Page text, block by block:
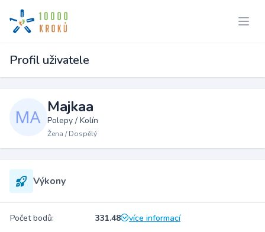
Profil uživatele
Majkaa
Polepy / Kolín
Žena / Dospělý
Výkony
Počet bodů: 331.48
více informací